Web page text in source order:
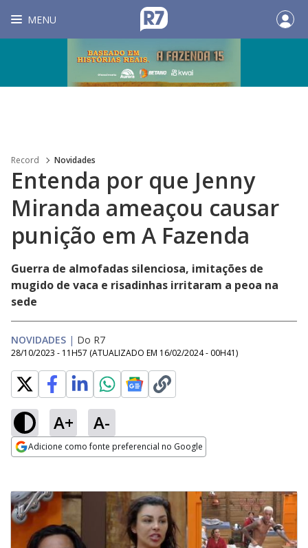
MENU
Record Novidades
Entenda por que Jenny
Miranda ameaçou causar
punição em A Fazenda
Guerra de almofadas silenciosa, imitações de
mugido de vaca e risadinhas irritaram a peoa na
sede
NOVIDADES | Do R7
28/10/2023 - 11H57 (ATUALIZADO EM 16/02/2024 - 00H41)
A+ A-
Adicione como fonte preferencial no Google